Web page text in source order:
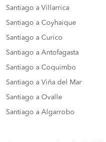
Santiago a Villarrica
Santiago a Coyhaique
Santiago a Curico
Santiago a Antofagasta
Santiago a Coquimbo
Santiago a Viña del Mar
Santiago a Ovalle
Santiago a Algarrobo